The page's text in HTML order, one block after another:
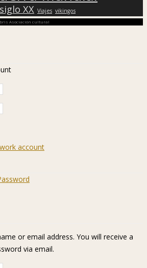
siglo XX Viajes vikingos
Asociación cultural
account
or email address. You will receive a
via email.